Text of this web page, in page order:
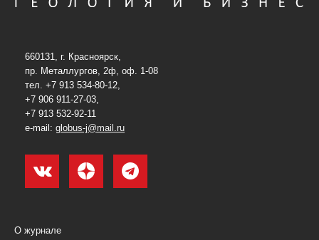
660131, г. Красноярск,
пр. Металлургов, 2ф, оф. 1-08
тел. +7 913 534-80-12,
+7 906 911-27-03,
+7 913 532-92-11
e-mail: globus-j@mail.ru
О журнале